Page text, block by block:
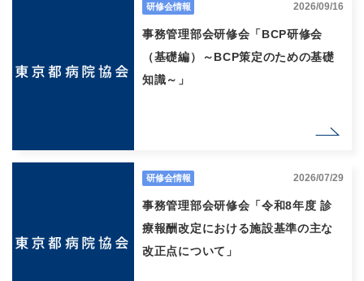
研修会情報 2026/09/16
事務管理部会研修会「BCP研修会
（基礎編）～BCP策定のための基礎
知識～」
研修会情報 2026/07/29
事務管理部会研修会「令和8年度 診
療報酬改定における施設基準の主な
改正点について」